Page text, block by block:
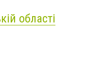
області